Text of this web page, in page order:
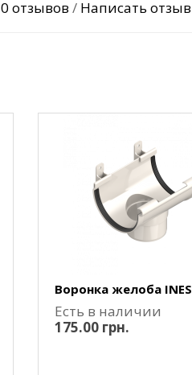
0 отзывов / Написать отзыв
Воронка желоба INES
Есть в наличии
175.00 грн.